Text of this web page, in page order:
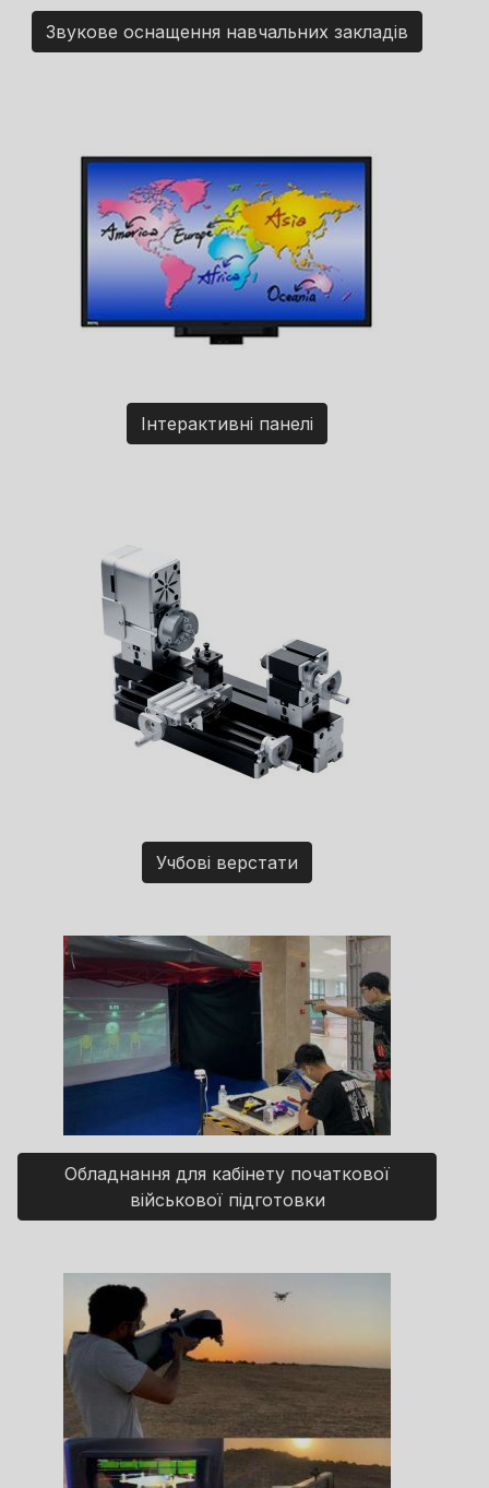
Звукове оснащення навчальних закладів
Інтерактивні панелі
Учбові верстати
Обладнання для кабінету початкової
військової підготовки